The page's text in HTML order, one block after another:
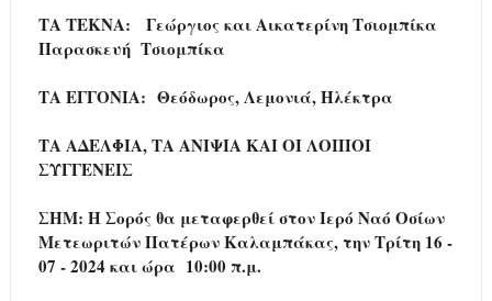
ΤΑ ΤΕΚΝΑ: Γεώργιος και Αικατερίνη Τσιομπίκα
Παρασκευή Τσιομπίκα
ΤΑ ΕΓΓΟΝΙΑ: Θεόδωρος, Λεμονιά, Ηλέκτρα
ΤΑ ΑΔΕΛΦΙΑ, ΤΑ ΑΝΙΨΙΑ ΚΑΙ ΟΙ ΛΟΙΠΟΙ
ΣΥΓΓΕΝΕΙΣ
ΣΗΜ: Η Σορός θα μεταφερθεί στον Ιερό Ναό Οσίων
Μετεωριτών Πατέρων Καλαμπάκας, την Τρίτη 16 -
07 - 2024 και ώρα 10:00 π.μ.